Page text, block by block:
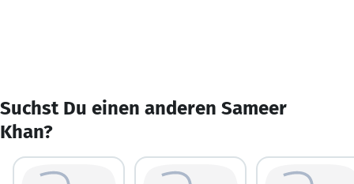
Suchst Du einen anderen Sameer
Khan?